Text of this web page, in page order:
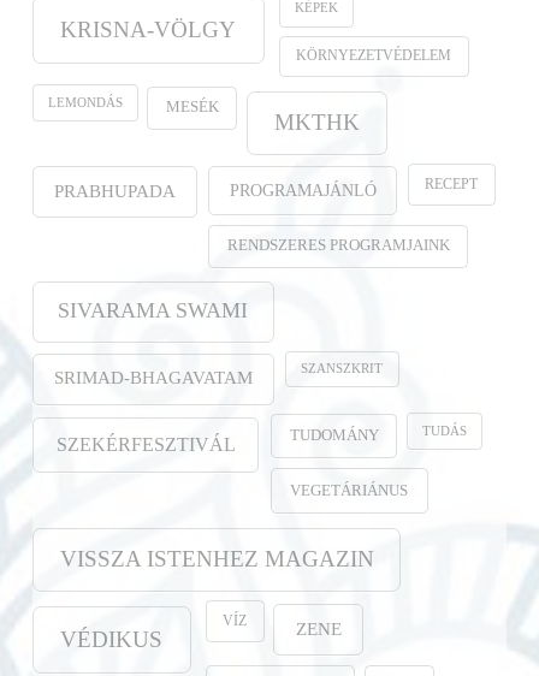
KRISNA-VÖLGY
KÉPEK
KÖRNYEZETVÉDELEM
LEMONDÁS MESÉK
MKTHK
PRABHUPADA PROGRAMAJÁNLÓ RECEPT
RENDSZERES PROGRAMJAINK
SIVARAMA SWAMI
SRIMAD-BHAGAVATAM SZANSZKRIT
SZEKÉRFESZTIVÁL TUDOMÁNY TUDÁS
VEGETÁRIÁNUS
VISSZA ISTENHEZ MAGAZIN
VÉDIKUS
VÍZ ZENE